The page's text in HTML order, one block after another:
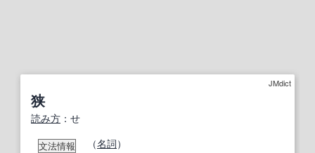
JMdict
狭
読み方 ：せ
文法情報 （名詞）